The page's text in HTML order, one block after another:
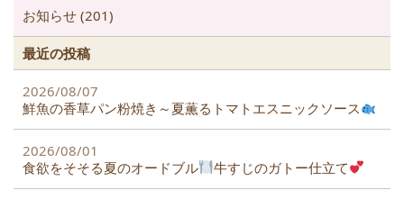
お知らせ (201)
最近の投稿
2026/08/07
鮮魚の香草パン粉焼き～夏薫るトマトエスニックソース
2026/08/01
食欲をそそる夏のオードブル
牛すじのガトー仕立て